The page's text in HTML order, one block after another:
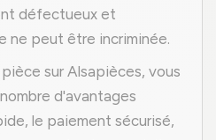
défectueux et
ne peut être incriminée.
sur Alsapièces, vous
d'avantages
le paiement sécurisé,